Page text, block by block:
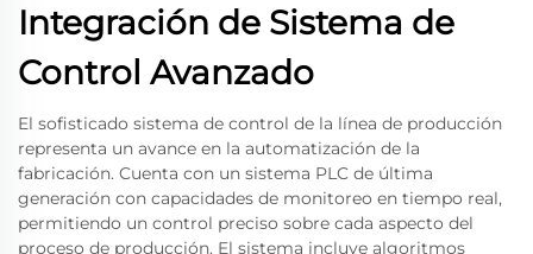
Integración de Sistema de
Control Avanzado
El sofisticado sistema de control de la línea de producción
representa un avance en la automatización de la
fabricación. Cuenta con un sistema PLC de última
generación con capacidades de monitoreo en tiempo real,
permitiendo un control preciso sobre cada aspecto del
proceso de producción. El sistema incluye algoritmos